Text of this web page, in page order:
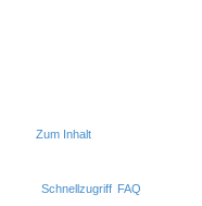
Zum Inhalt
Schnellzugriff FAQ